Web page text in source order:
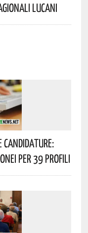
Lucani
Candidature:
Per 39 Profili